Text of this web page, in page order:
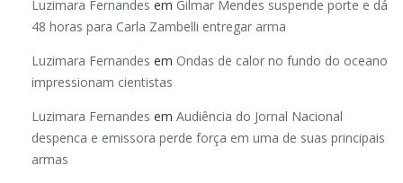
Luzimara Fernandes em Gilmar Mendes suspende porte e dá
48 horas para Carla Zambelli entregar arma
Luzimara Fernandes em Ondas de calor no fundo do oceano
impressionam cientistas
Luzimara Fernandes em Audiência do Jornal Nacional
despenca e emissora perde força em uma de suas principais
armas